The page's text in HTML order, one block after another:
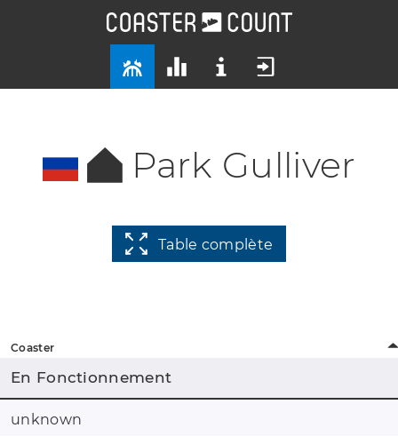
Park Gulliver
Table complète
Coaster
En Fonctionnement
unknown